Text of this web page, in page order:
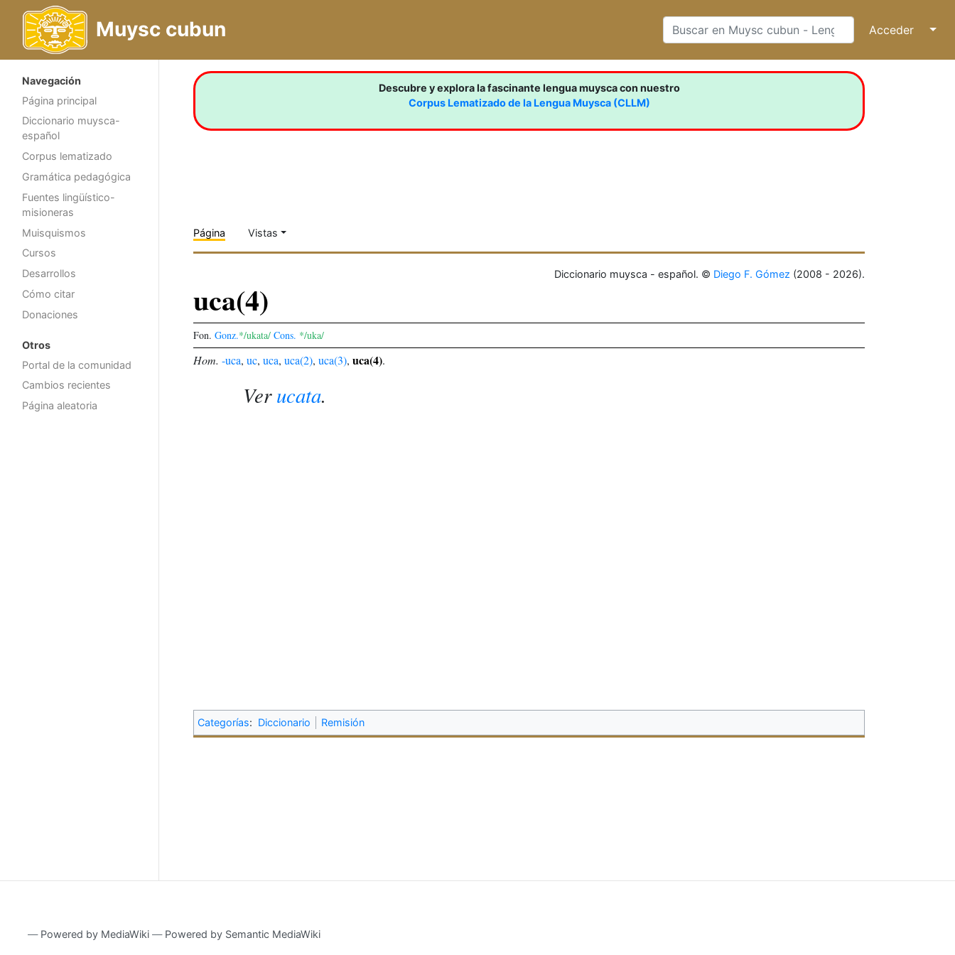
Muysc cubun Acceder ↓
Navegación
Página principal
Diccionario muysca-
español
Corpus lematizado
Gramática pedagógica
Fuentes lingüístico-
misioneras
Muisquismos
Cursos
Desarrollos
Cómo citar
Donaciones
Otros
Portal de la comunidad
Cambios recientes
Página aleatoria
Descubre y explora la fascinante lengua muysca con nuestro
Corpus Lematizado de la Lengua Muysca (CLLM)
Página Vistas
Diccionario muysca - español. © Diego F. Gómez (2008 - 2026).
uca(4)
Fon. Gonz.*/ukata/ Cons. */uka/
Hom. -uca, uc, uca, uca(2), uca(3), uca(4).
Verucata.
Categorías: Diccionario Remisión
― Powered by MediaWiki ― Powered by Semantic MediaWiki